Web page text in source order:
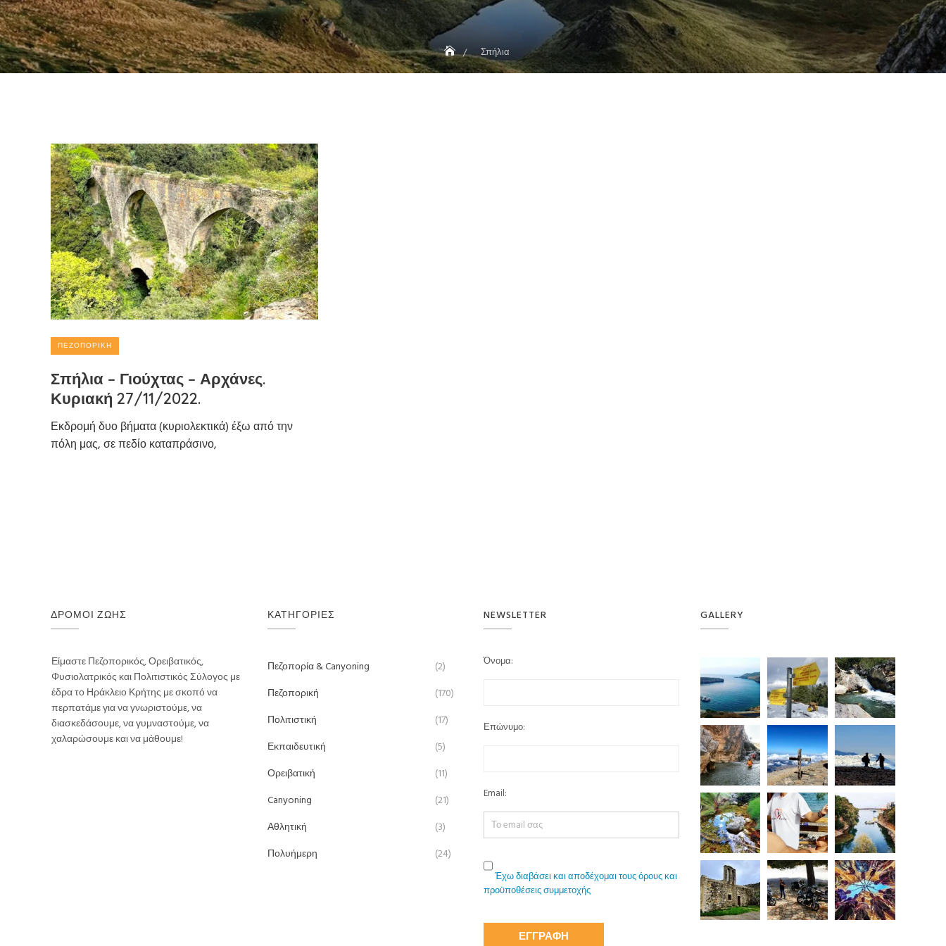
Σπήλια
ΠΕΖΟΠΟΡΙΚΉ
Σπήλια – Γιούχτας – Αρχάνες.
Κυριακή 27/11/2022.
Εκδρομή δυο βήματα (κυριολεκτικά) έξω από την
πόλη μας, σε πεδίο καταπράσινο,
ΔΡΌΜΟΙ ΖΩΉΣ
Είμαστε Πεζοπορικός, Ορειβατικός,
Φυσιολατρικός και Πολιτιστικός Σύλογος με
έδρα το Ηράκλειο Κρήτης με σκοπό να
περπατάμε για να γνωριστούμε, να
διασκεδάσουμε, να γυμναστούμε, να
χαλαρώσουμε και να μάθουμε!
ΚΑΤΗΓΟΡΊΕΣ
Πεζοπορία & Canyoning
(2)
Πεζοπορική
(170)
Πολιτιστική
(17)
Εκπαιδευτική
(5)
Ορειβατική
(11)
Canyoning
(21)
Αθλητική
(3)
Πολυήμερη
(24)
NEWSLETTER
Όνομα:
Επώνυμο:
Email:
Έχω διαβάσει και αποδέχομαι τους όρους και
προϋποθέσεις συμμετοχής
GALLERY